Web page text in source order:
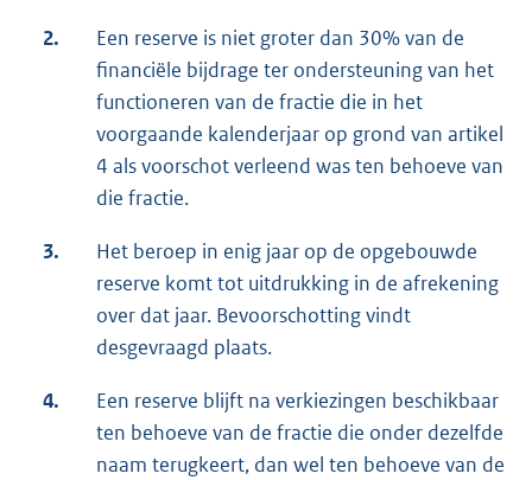
2.
Een reserve is niet groter dan 30% van de
financiële bijdrage ter ondersteuning van het
functioneren van de fractie die in het
voorgaande kalenderjaar op grond van artikel
4 als voorschot verleend was ten behoeve van
die fractie.
3.
Het beroep in enig jaar op de opgebouwde
reserve komt tot uitdrukking in de afrekening
over dat jaar. Bevoorschotting vindt
desgevraagd plaats.
4.
Een reserve blijft na verkiezingen beschikbaar
ten behoeve van de fractie die onder dezelfde
naam terugkeert, dan wel ten behoeve van de